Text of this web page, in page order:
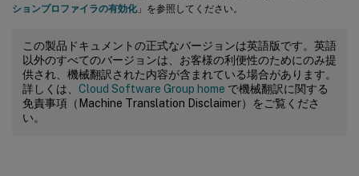
<Platform OSVersionNumber
<Folder >
< Path >!
ションプロファイラの有効化」を参照してください。
この製品ドキュメントの正式なバージョンは英語版です。英語
以外のすべてのバージョンは、お客様の利便性のためにのみ提
供され、機械翻訳された内容が含まれている場合があります。
詳しくは、 Cloud Software Group home で機械翻訳に関する
免責事項（Machine Translation Disclaimer）をご覧くださ
い。